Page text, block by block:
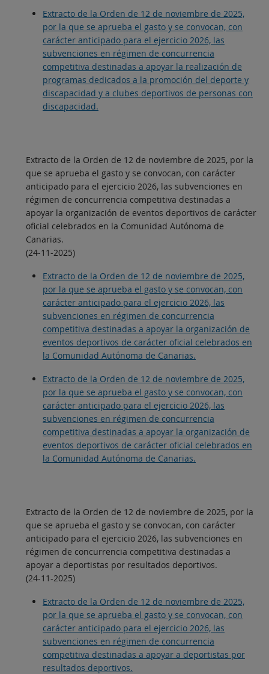
Extracto de la Orden de 12 de noviembre de 2025,
por la que se aprueba el gasto y se convocan, con
carácter anticipado para el ejercicio 2026, las
subvenciones en régimen de concurrencia
competitiva destinadas a apoyar la realización de
programas dedicados a la promoción del deporte y
discapacidad y a clubes deportivos de personas con
discapacidad.
Extracto de la Orden de 12 de noviembre de 2025, por la
que se aprueba el gasto y se convocan, con carácter
anticipado para el ejercicio 2026, las subvenciones en
régimen de concurrencia competitiva destinadas a
apoyar la organización de eventos deportivos de carácter
oficial celebrados en la Comunidad Autónoma de
Canarias.
(24-11-2025)
Extracto de la Orden de 12 de noviembre de 2025,
por la que se aprueba el gasto y se convocan, con
carácter anticipado para el ejercicio 2026, las
subvenciones en régimen de concurrencia
competitiva destinadas a apoyar la organización de
eventos deportivos de carácter oficial celebrados en
la Comunidad Autónoma de Canarias.
Extracto de la Orden de 12 de noviembre de 2025,
por la que se aprueba el gasto y se convocan, con
carácter anticipado para el ejercicio 2026, las
subvenciones en régimen de concurrencia
competitiva destinadas a apoyar la organización de
eventos deportivos de carácter oficial celebrados en
la Comunidad Autónoma de Canarias.
Extracto de la Orden de 12 de noviembre de 2025, por la
que se aprueba el gasto y se convocan, con carácter
anticipado para el ejercicio 2026, las subvenciones en
régimen de concurrencia competitiva destinadas a
apoyar a deportistas por resultados deportivos.
(24-11-2025)
Extracto de la Orden de 12 de noviembre de 2025,
por la que se aprueba el gasto y se convocan, con
carácter anticipado para el ejercicio 2026, las
subvenciones en régimen de concurrencia
competitiva destinadas a apoyar a deportistas por
resultados deportivos.